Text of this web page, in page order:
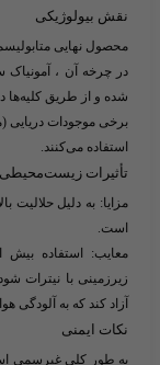
نقش بیولوژیکی
محصول نهایی
در چرخه آن ، آمونیاک
شده و از طریق کلیه‌ها
برخی موجودات دریایی
استفاده می‌کنند.
تأثیرات زیست‌محیطی
مزایا: به دلیل حلالیت
است.
معایب: استفاده بیش
زیرزمینی با نیترات
آزاد کند که به آلودگی
نکات ایمنی
به طور کلی غیرسمی